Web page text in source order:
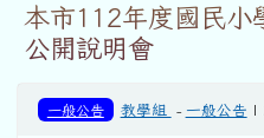
本市112年度國民小
公開說明會
一般公告 教學組 - 一般公告 |